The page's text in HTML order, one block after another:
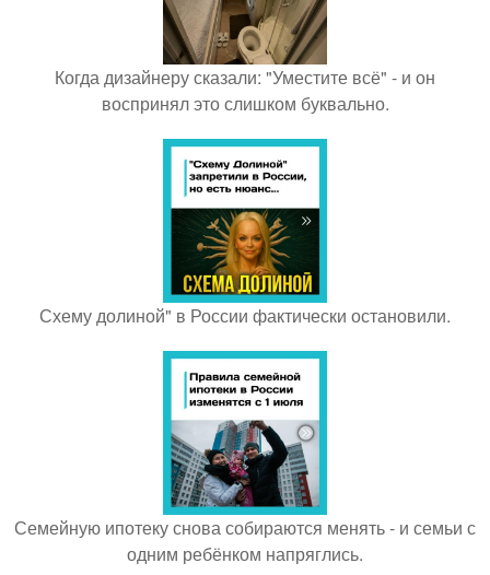
Когда дизайнеру сказали: "Уместите всё" - и он
воспринял это слишком буквально.
Схему долиной" в России фактически остановили.
Семейную ипотеку снова собираются менять - и семьи с
одним ребёнком напряглись.